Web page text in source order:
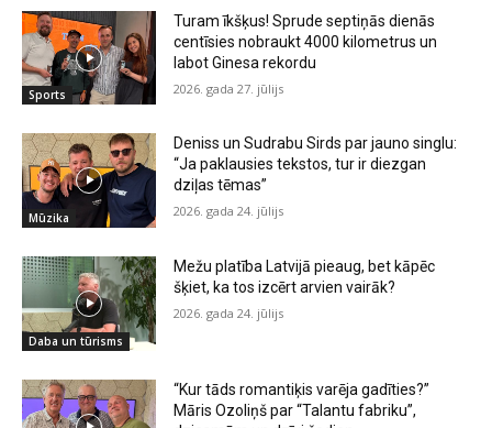
Sports
Turam īkšķus! Sprude septiņās dienās
centīsies nobraukt 4000 kilometrus un
labot Ginesa rekordu
2026. gada 27. jūlijs
Mūzika
Deniss un Sudrabu Sirds par jauno singlu:
“Ja paklausies tekstos, tur ir diezgan
dziļas tēmas”
2026. gada 24. jūlijs
Daba un tūrisms
Mežu platība Latvijā pieaug, bet kāpēc
šķiet, ka tos izcērt arvien vairāk?
2026. gada 24. jūlijs
“Kur tāds romantiķis varēja gadīties?”
Māris Ozoliņš par “Talantu fabriku”,